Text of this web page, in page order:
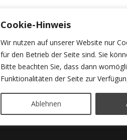
Cookie-Hinweis
Wir nutzen auf unserer Website nur
für den Betrieb der Seite sind. Sie
Bitte beachten Sie, dass dann
Funktionalitäten der Seite zur
Ablehnen